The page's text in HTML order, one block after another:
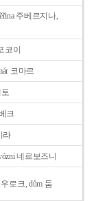
주베르지나,
코이
코마르
토
크
라
네르보즈니
로크, dům 둠